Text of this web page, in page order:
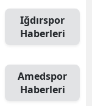
Iğdırspor
Haberleri
Amedspor
Haberleri